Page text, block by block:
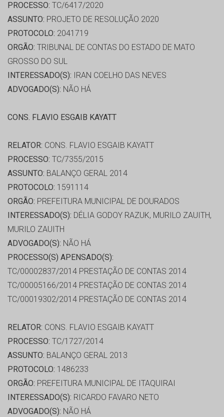
PROCESSO: TC/6417/2020
ASSUNTO: PROJETO DE RESOLUÇÃO 2020
PROTOCOLO: 2041719
ORGÃO: TRIBUNAL DE CONTAS DO ESTADO DE MATO
GROSSO DO SUL
INTERESSADO(S): IRAN COELHO DAS NEVES
ADVOGADO(S): NÃO HÁ
CONS. FLAVIO ESGAIB KAYATT
RELATOR: CONS. FLAVIO ESGAIB KAYATT
PROCESSO: TC/7355/2015
ASSUNTO: BALANÇO GERAL 2014
PROTOCOLO: 1591114
ORGÃO: PREFEITURA MUNICIPAL DE DOURADOS
INTERESSADO(S): DÉLIA GODOY RAZUK, MURILO ZAUITH,
MURILO ZAUITH
ADVOGADO(S): NÃO HÁ
PROCESSO(S) APENSADO(S):
TC/00002837/2014 PRESTAÇÃO DE CONTAS 2014
TC/00005166/2014 PRESTAÇÃO DE CONTAS 2014
TC/00019302/2014 PRESTAÇÃO DE CONTAS 2014
RELATOR: CONS. FLAVIO ESGAIB KAYATT
PROCESSO: TC/1727/2014
ASSUNTO: BALANÇO GERAL 2013
PROTOCOLO: 1486233
ORGÃO: PREFEITURA MUNICIPAL DE ITAQUIRAI
INTERESSADO(S): RICARDO FAVARO NETO
ADVOGADO(S): NÃO HÁ